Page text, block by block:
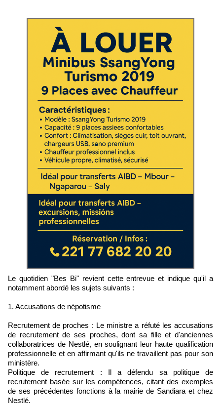
Le quotidien "Bes Bi" revient cette entrevue et indique qu'il a
notamment abordé les sujets suivants :
1. Accusations de népotisme
Recrutement de proches : Le ministre a réfuté les accusations
de recrutement de ses proches, dont sa fille et d'anciennes
collaboratrices de Nestlé, en soulignant leur haute qualification
professionnelle et en affirmant qu'ils ne travaillent pas pour son
ministère.
Politique de recrutement : Il a défendu sa politique de
recrutement basée sur les compétences, citant des exemples
de ses précédentes fonctions à la mairie de Sandiara et chez
Nestlé.